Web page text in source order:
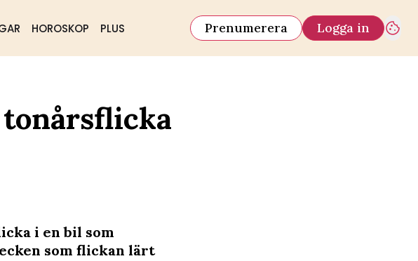
HOROSKOP PLUS Prenumerera Logga in
i en bil som
som flickan lärt